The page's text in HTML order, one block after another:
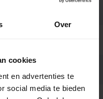
Over
cookies
en advertenties te
social media te bieden